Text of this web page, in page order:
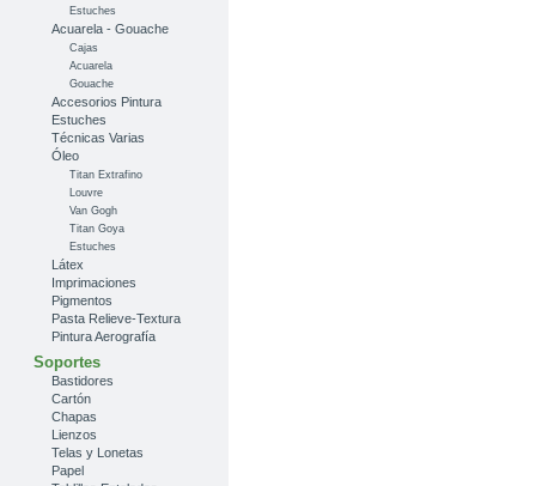
Estuches
Acuarela - Gouache
Cajas
Acuarela
Gouache
Accesorios Pintura
Estuches
Técnicas Varias
Óleo
Titan Extrafino
Louvre
Van Gogh
Titan Goya
Estuches
Látex
Imprimaciones
Pigmentos
Pasta Relieve-Textura
Pintura Aerografía
Soportes
Bastidores
Cartón
Chapas
Lienzos
Telas y Lonetas
Papel